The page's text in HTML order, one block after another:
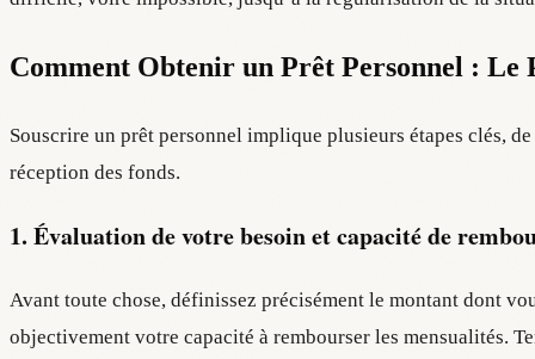
Comment Obtenir un Prêt Personnel : Le
Souscrire un prêt personnel implique plusieurs étapes clés,
réception des fonds.
1. Évaluation de votre besoin et capacité de
Avant toute chose, définissez précisément le montant dont
objectivement votre capacité à rembourser les mensualités.